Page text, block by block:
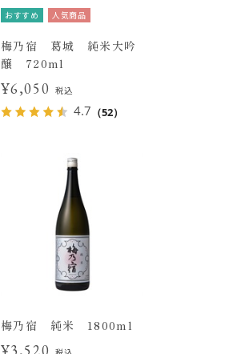
おすすめ 人気商品
梅乃宿 葛城 純米大吟
醸 720ml
¥6,050 税込
4.7 （52）
梅乃宿 純米 1800ml